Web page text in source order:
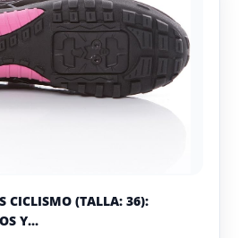
CICLISMO (TALLA: 36):
Y...